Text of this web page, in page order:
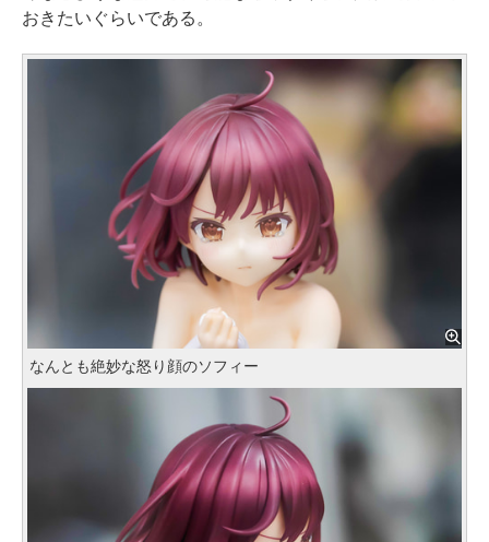
おきたいぐらいである。
なんとも絶妙な怒り顔のソフィー